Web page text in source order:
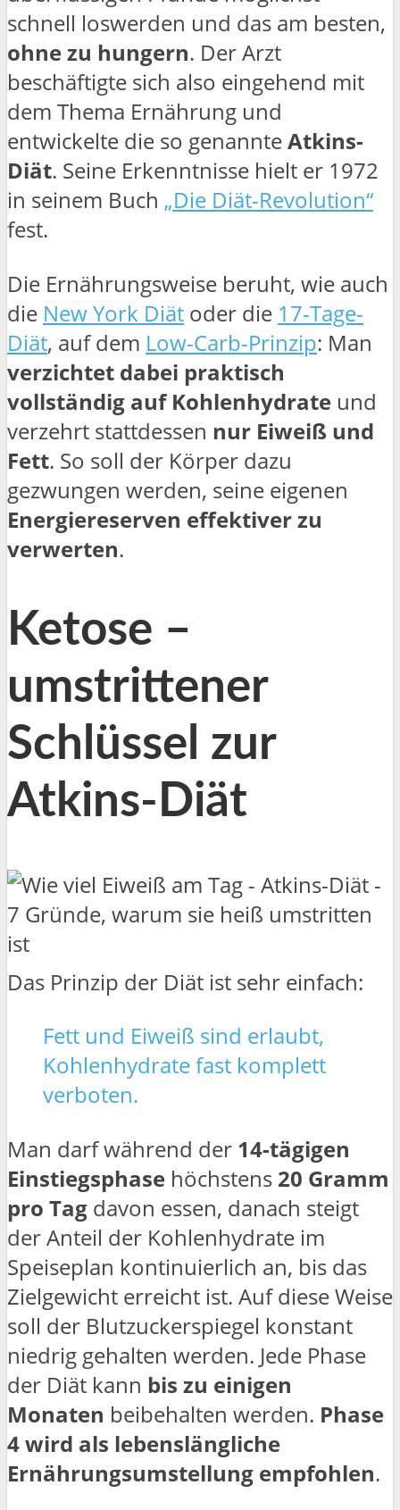
schnell loswerden und das am besten,
ohne zu hungern. Der Arzt
beschäftigte sich also eingehend mit
dem Thema Ernährung und
entwickelte die so genannteAtkins-
Diät. Seine Erkenntnisse hielt er 1972
in seinem Buch „Die Diät-Revolution“
fest.
Die Ernährungsweise beruht, wie auch
die New York Diät oder die 17-Tage-
Diät, auf dem Low-Carb-Prinzip: Man
verzichtet dabei praktisch
vollständig auf Kohlenhydrate und
verzehrt stattdessen nur Eiweiß und
Fett. So soll der Körper dazu
gezwungen werden, seine eigenen
Energiereserven effektiver zu
verwerten.
Ketose –
umstrittener
Schlüssel zur
Atkins-Diät
Das Prinzip der Diät ist sehr einfach:
Fett und Eiweiß sind erlaubt,
Kohlenhydrate fast komplett
verboten.
Man darf während der 14-tägigen
Einstiegsphase höchstens 20 Gramm
pro Tag davon essen, danach steigt
der Anteil der Kohlenhydrate im
Speiseplan kontinuierlich an, bis das
Zielgewicht erreicht ist. Auf diese Weise
soll der Blutzuckerspiegel konstant
niedrig gehalten werden. Jede Phase
der Diät kann bis zu einigen
Monaten beibehalten werden. Phase
4 wird als lebenslängliche
Ernährungsumstellung empfohlen.